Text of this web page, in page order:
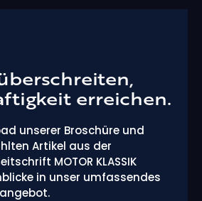
erreichen.
unserer Broschüre und
Artikel aus der
MOTOR KLASSIK
in unser umfassendes